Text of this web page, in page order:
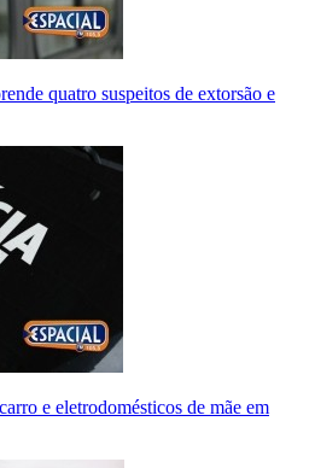
quatro suspeitos de extorsão e
e eletrodomésticos de mãe em